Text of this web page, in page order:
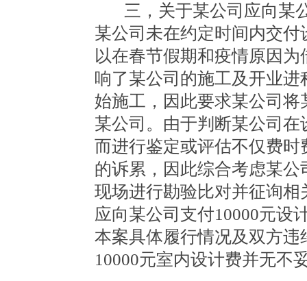
三，关于某公司应向某
某公司未在约定时间内交
以在春节假期和疫情原因
响了某公司的施工及开业
始施工，因此要求某公司将
某公司。由于判断某公司
而进行鉴定或评估不仅费
的诉累，因此综合考虑某
现场进行勘验比对并征询
应向某公司支付10000元设
本案具体履行情况及双方
10000元室内设计费并无不